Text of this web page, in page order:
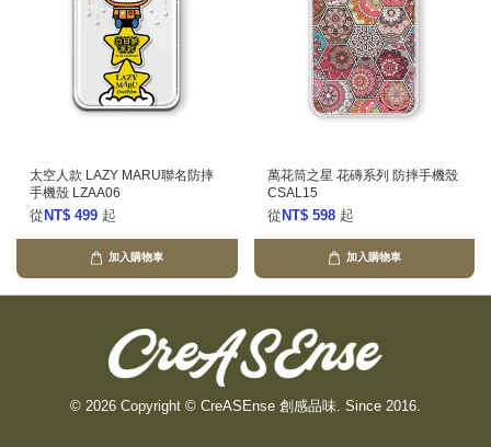
太空人款 LAZY MARU聯名防摔
手機殼 LZAA06
從 NT$ 499 起
加入購物車
萬花筒之星 花磚系列 防摔手機殼
CSAL15
從 NT$ 598 起
加入購物車
© 2026 Copyright © CreASEnse 創感品味. Since 2016.